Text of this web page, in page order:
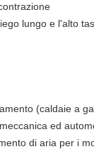
lungo e l'alto
(caldaie a
ed
di aria per i